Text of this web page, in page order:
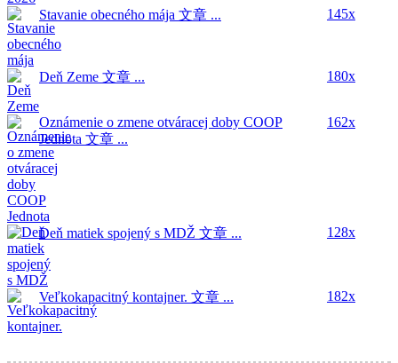
Stavanie obecného mája 文章 ... 145x
Deň Zeme 文章 ... 180x
Oznámenie o zmene otváracej doby COOP
Jednota 文章 ...
162x
Deň matiek spojený s MDŽ 文章 ... 128x
Veľkokapacitný kontajner. 文章 ... 182x